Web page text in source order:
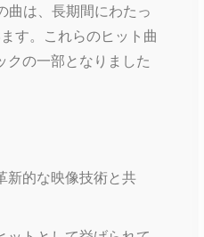
曲は、長期間にわたっ
す。これらのヒット曲
の一部となりました​​
新的な映像技術と共